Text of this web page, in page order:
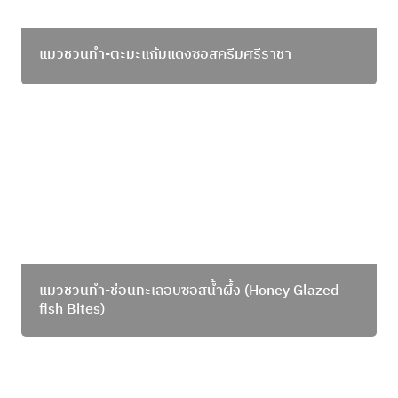
แมวชวนทำ-ตะมะแก้มแดงซอสครีมศรีราชา
แมวชวนทำ-ช่อนทะเลอบซอสน้ำผึ้ง (Honey Glazed
fish Bites)